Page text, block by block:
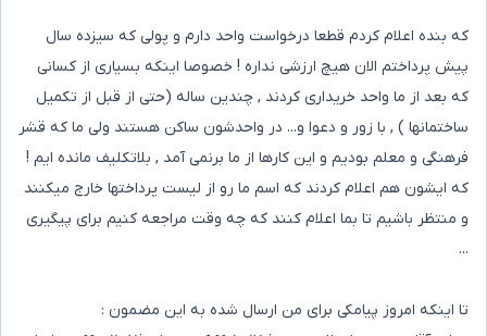
که بنده اعلام کردم قطعا درخواست واحد دارم و پولی که سیزده سال
پیش پرداختم الان هیچ ارزشی نداره ! خصوصا اینکه بسیاری از کسانی
که بعد از ما واحد خریداری کردند , چندین ساله (حتی از قبل از تکمیل
ساختمانها ) , با زور و دعوا و... در واحدشون ساکن هستند ولی ما که قشر
فرهنگی و معلم بودیم و این کارها از ما برنمی آمد , بلاتکلیف مانده ایم !
که ایشون هم اعلام کردند که اسم ما رو از لیست پرداختها خارج میکنند
و منتظر باشیم تا بما اعلام کنند که چه وقت مراجعه کنیم برای پیگیری
...
تا اینکه امروز پیامکی برای من ارسال شده به این مضمون :